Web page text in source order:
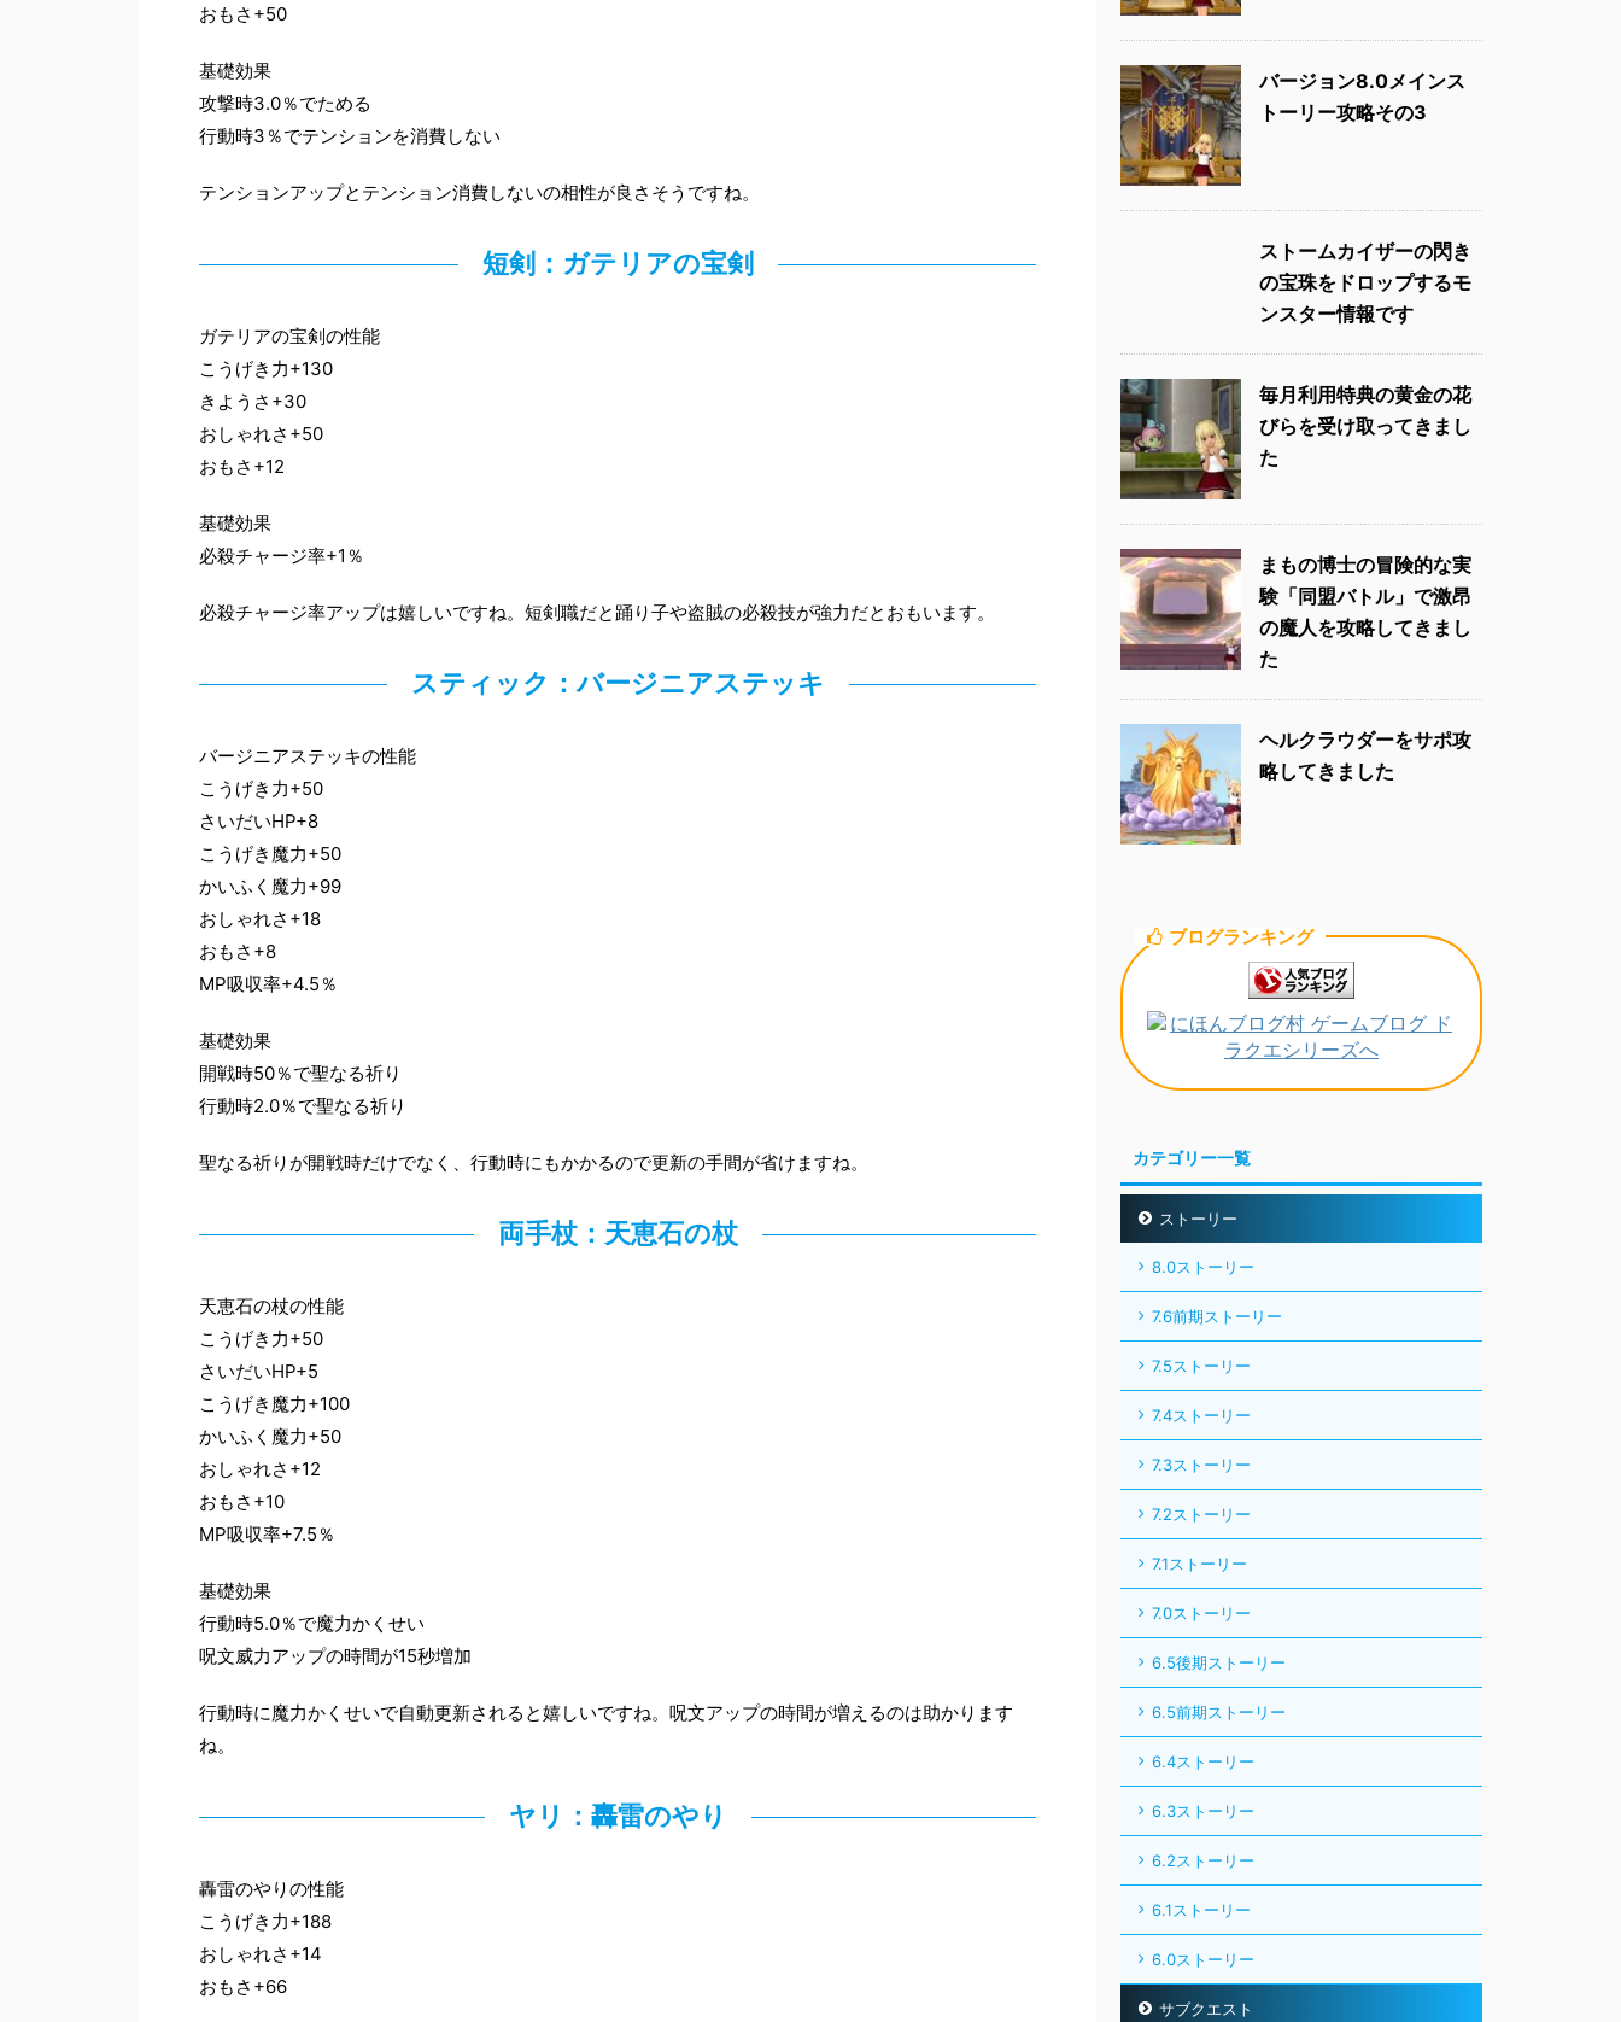
おもさ+50
基礎効果
攻撃時3.0％でためる
行動時3％でテンションを消費しない
テンションアップとテンション消費しないの相性が良さそうですね。
短剣：ガテリアの宝剣
ガテリアの宝剣の性能
こうげき力+130
きようさ+30
おしゃれさ+50
おもさ+12
基礎効果
必殺チャージ率+1％
必殺チャージ率アップは嬉しいですね。短剣職だと踊り子や盗賊の必殺技が強力だとおもいます。
スティック：バージニアステッキ
バージニアステッキの性能
こうげき力+50
さいだいHP+8
こうげき魔力+50
かいふく魔力+99
おしゃれさ+18
おもさ+8
MP吸収率+4.5％
基礎効果
開戦時50％で聖なる祈り
行動時2.0％で聖なる祈り
聖なる祈りが開戦時だけでなく、行動時にもかかるので更新の手間が省けますね。
両手杖：天恵石の杖
天恵石の杖の性能
こうげき力+50
さいだいHP+5
こうげき魔力+100
かいふく魔力+50
おしゃれさ+12
おもさ+10
MP吸収率+7.5％
基礎効果
行動時5.0％で魔力かくせい
呪文威力アップの時間が15秒増加
行動時に魔力かくせいで自動更新されると嬉しいですね。呪文アップの時間が増えるのは助かります
ね。
ヤリ：轟雷のやり
轟雷のやりの性能
こうげき力+188
おしゃれさ+14
おもさ+66
バージョン8.0メインス
トーリー攻略その3
ストームカイザーの閃き
の宝珠をドロップするモ
ンスター情報です
毎月利用特典の黄金の花
びらを受け取ってきまし
た
まもの博士の冒険的な実
験「同盟バトル」で激昂
の魔人を攻略してきまし
た
ヘルクラウダーをサポ攻
略してきました
ブログランキング
カテゴリー一覧
ストーリー
8.0ストーリー
7.6前期ストーリー
7.5ストーリー
7.4ストーリー
7.3ストーリー
7.2ストーリー
7.1ストーリー
7.0ストーリー
6.5後期ストーリー
6.5前期ストーリー
6.4ストーリー
6.3ストーリー
6.2ストーリー
6.1ストーリー
6.0ストーリー
サブクエスト